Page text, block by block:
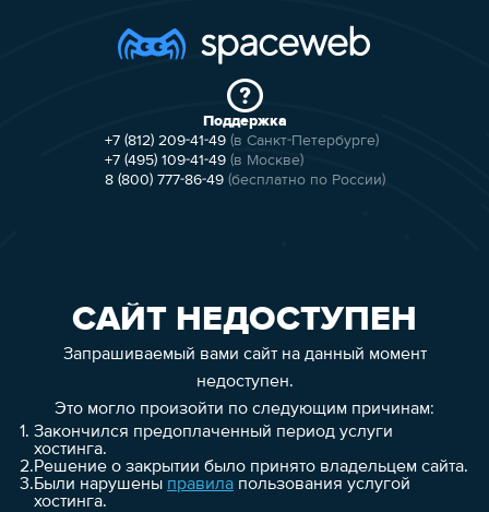
Поддержка
+7 (812) 209-41-49 (в Санкт-Петербурге)
+7 (495) 109-41-49 (в Москве)
8 (800) 777-86-49 (бесплатно по России)
САЙТ НЕДОСТУПЕН
Запрашиваемый вами сайт на данный момент
недоступен.
Это могло произойти по следующим причинам:
1. Закончился предоплаченный период услуги
хостинга.
2.Решение о закрытии было принято владельцем сайта.
3.Были нарушены правилапользования услугой
хостинга.